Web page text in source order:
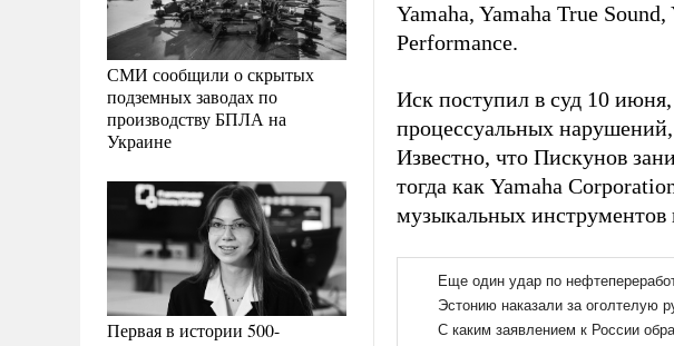
СМИ сообщили о скрытых
подземных заводах по
производству БПЛА на
Украине
Первая в истории 500-
Yamaha, Yamaha True
Performance.
Иск поступил в суд 10 июня,
процессуальных
Известно, что Пискунов
тогда как Yamaha
музыкальных инструментов